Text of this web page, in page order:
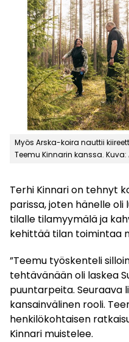
Myös Arska-koira nauttii
Teemu Kinnarin kanssa. Kuva:
Terhi Kinnari on tehnyt
parissa, joten hänelle
tilalle tilamyymälä ja
kehittää tilan toimintaa
”Teemu työskenteli
tehtävänään oli laskea
puuntarpeita. Seuraava
kansainvälinen rooli.
henkilökohtaisen
Kinnari muistelee.